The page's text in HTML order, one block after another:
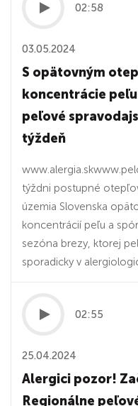
02:58
03.05.2024
S opätovným
koncentrácie
peľové
týždeň
týždni postupné
územia Slovenska
koncentrácií peľu a
sezóna brezy, ktorej
sporadicky v
02:55
25.04.2024
Alergici pozor!
Regionálne